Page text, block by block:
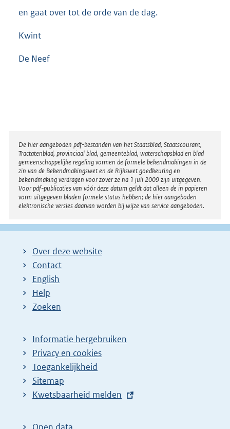
en gaat over tot de orde van de dag.
Kwint
De Neef
Disclaimer
De hier aangeboden pdf-bestanden van het Staatsblad, Staatscourant,
Tractatenblad, provinciaal blad, gemeenteblad, waterschapsblad en blad
gemeenschappelijke regeling vormen de formele bekendmakingen in de
zin van de Bekendmakingswet en de Rijkswet goedkeuring en
bekendmaking verdragen voor zover ze na 1 juli 2009 zijn uitgegeven.
Voor pdf-publicaties van vóór deze datum geldt dat alleen de in papieren
vorm uitgegeven bladen formele status hebben; de hier aangeboden
elektronische versies daarvan worden bij wijze van service aangeboden.
Over deze website
Contact
English
Help
Zoeken
Informatie hergebruiken
Privacy en cookies
Toegankelijkheid
Sitemap
E
t
Kwetsbaarheid melden